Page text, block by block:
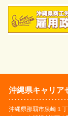
沖縄県キャリア
沖縄県那覇市泉崎１